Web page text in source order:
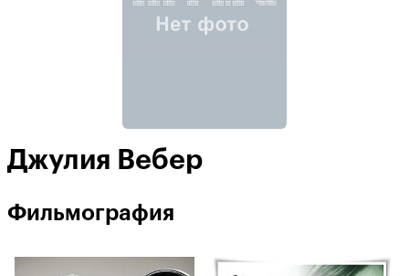
Джулия Вебер
Фильмография